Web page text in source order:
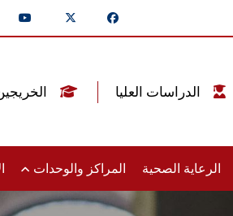
الرعاية الصحية المراكز والوحدات